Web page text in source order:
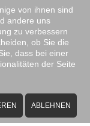
am
von ihnen sind
andere uns
zu verbessern
ob Sie die
dass bei einer
der Seite
ABLEHNEN